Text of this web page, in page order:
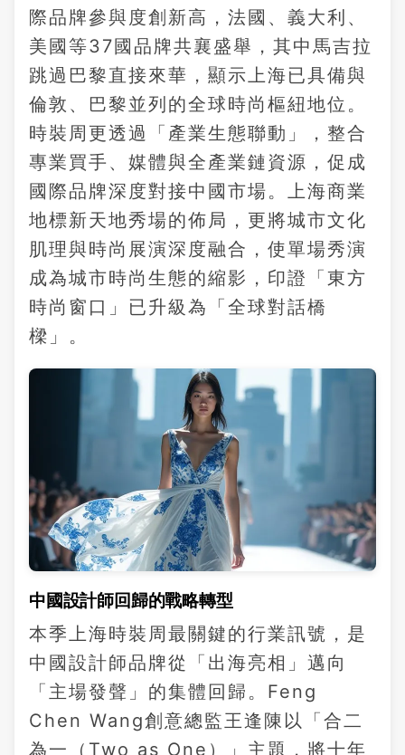
際品牌參與度創新高，法國、義大利、
美國等37國品牌共襄盛舉，其中馬吉拉
跳過巴黎直接來華，顯示上海已具備與
倫敦、巴黎並列的全球時尚樞紐地位。
時裝周更透過「產業生態聯動」，整合
專業買手、媒體與全產業鏈資源，促成
國際品牌深度對接中國市場。上海商業
地標新天地秀場的佈局，更將城市文化
肌理與時尚展演深度融合，使單場秀演
成為城市時尚生態的縮影，印證「東方
時尚窗口」已升級為「全球對話橋
樑」。
中國設計師回歸的戰略轉型
本季上海時裝周最關鍵的行業訊號，是
中國設計師品牌從「出海亮相」邁向
「主場發聲」的集體回歸。Feng
Chen Wang創意總監王逢陳以「合二
為一（Two as One）」主題，將十年